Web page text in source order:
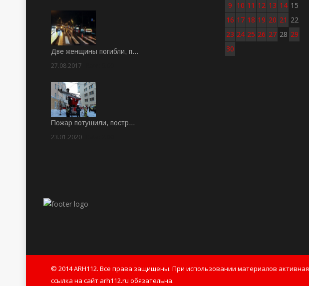
Две женщины погибли, п…
27.08.2017
Пожар потушили, постр…
23.01.2020
9 10 11 12 13 14 15
16 17 18 19 20 21 22
23 24 25 26 27 28 29
30
© 2014 ARH112. Все права защищены. При использовании материалов активная
ссылка на сайт arh112.ru обязательна.